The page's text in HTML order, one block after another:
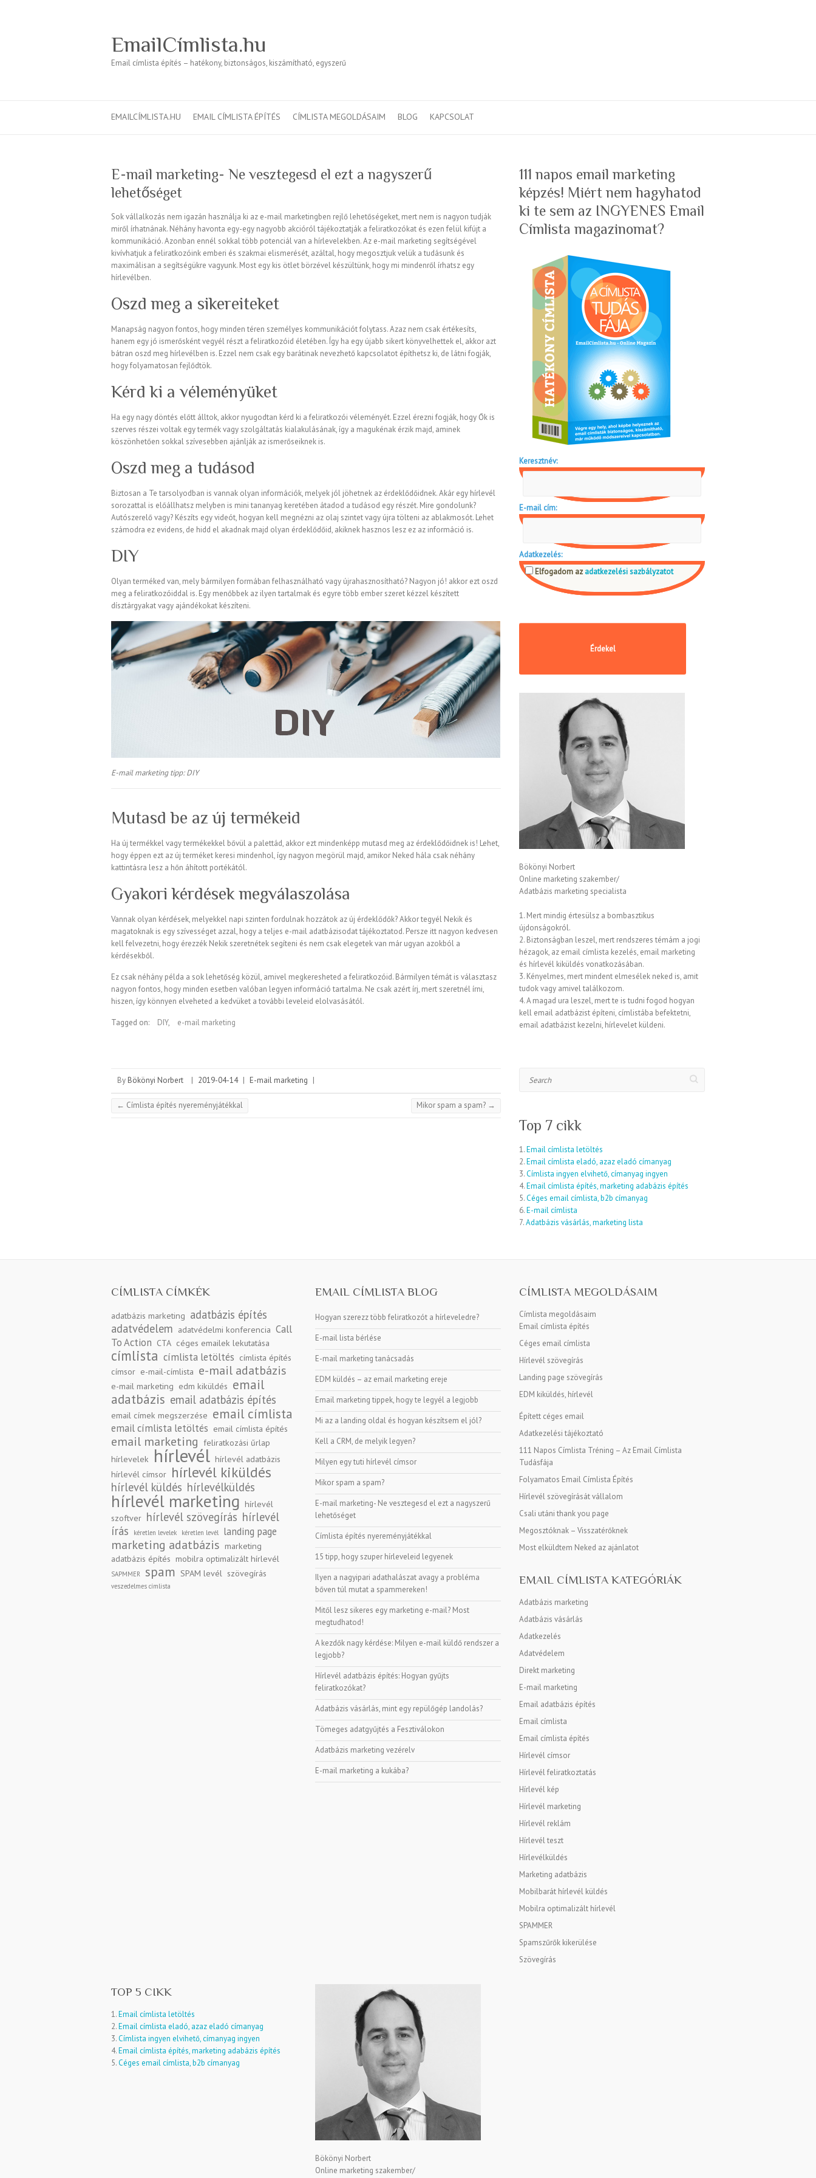
EmailCímlista.hu
Email címlista építés – hatékony, biztonságos, kiszámítható, egyszerű
EMAILCÍMLISTA.HU EMAIL CÍMLISTA ÉPÍTÉS CÍMLISTA MEGOLDÁSAIM BLOG KAPCSOLAT
E-mail marketing- Ne vesztegesd el ezt a nagyszerű
lehetőséget
Sok vállalkozás nem igazán használja ki az e-mail marketingben rejlő lehetőségeket, mert nem is nagyon tudják
miről írhatnának. Néhány havonta egy-egy nagyobb akcióról tájékoztatják a feliratkozókat és ezen felül kifújt a
kommunikáció. Azonban ennél sokkal több potenciál van a hírlevelekben. Az e-mail marketing segítségével
kivívhatjuk a feliratkozóink emberi és szakmai elismerését, azáltal, hogy megosztjuk velük a tudásunk és
maximálisan a segítségükre vagyunk. Most egy kis ötlet börzével készültünk, hogy mi mindenről írhatsz egy
hírlevélben.
Oszd meg a sikereiteket
Manapság nagyon fontos, hogy minden téren személyes kommunikációt folytass. Azaz nem csak értékesíts,
hanem egy jó ismerősként vegyél részt a feliratkozóid életében. Így ha egy újabb sikert könyvelhettek el, akkor azt
bátran oszd meg hírlevélben is. Ezzel nem csak egy barátinak nevezhető kapcsolatot építhetsz ki, de látni fogják,
hogy folyamatosan fejlődtök.
Kérd ki a véleményüket
Ha egy nagy döntés előtt álltok, akkor nyugodtan kérd ki a feliratkozói véleményét. Ezzel érezni fogják, hogy Ők is
szerves részei voltak egy termék vagy szolgáltatás kialakulásának, így a magukénak érzik majd, aminek
köszönhetően sokkal szívesebben ajánlják az ismerőseiknek is.
Oszd meg a tudásod
Biztosan a Te tarsolyodban is vannak olyan információk, melyek jól jöhetnek az érdeklődőidnek. Akár egy hírlevél
sorozattal is előállhatsz melyben is mini tananyag keretében átadod a tudásod egy részét. Mire gondolunk?
Autószerelő vagy? Készíts egy videót, hogyan kell megnézni az olaj szintet vagy újra tölteni az ablakmosót. Lehet
számodra ez evidens, de hidd el akadnak majd olyan érdeklődőid, akiknek hasznos lesz ez az információ is.
DIY
Olyan terméked van, mely bármilyen formában felhasználható vagy újrahasznosítható? Nagyon jó! akkor ezt oszd
meg a feliratkozóiddal is. Egy menőbbek az ilyen tartalmak és egyre több ember szeret kézzel készített
dísztárgyakat vagy ajándékokat készíteni.
E-mail marketing tipp: DIY
Mutasd be az új termékeid
Ha új termékkel vagy termékekkel bővül a palettád, akkor ezt mindenképp mutasd meg az érdeklődőidnek is! Lehet,
hogy éppen ezt az új terméket keresi mindenhol, így nagyon megörül majd, amikor Neked hála csak néhány
kattintásra lesz a hőn áhított portékától.
Gyakori kérdések megválaszolása
Vannak olyan kérdések, melyekkel napi szinten fordulnak hozzátok az új érdeklődők? Akkor tegyél Nekik és
magatoknak is egy szívességet azzal, hogy a teljes e-mail adatbázisodat tájékoztatod. Persze itt nagyon kedvesen
kell felvezetni, hogy érezzék Nekik szeretnétek segíteni és nem csak elegetek van már ugyan azokból a
kérdésekből.
Ez csak néhány példa a sok lehetőség közül, amivel megkeresheted a feliratkozóid. Bármilyen témát is választasz
nagyon fontos, hogy minden esetben valóban legyen információ tartalma. Ne csak azért írj, mert szeretnél írni,
hiszen, így könnyen elveheted a kedvüket a további leveleid elolvasásától.
Tagged on: DIY, e-mail marketing
By Bökönyi Norbert | 2019-04-14 | E-mail marketing |
← Címlista építés nyereményjátékkal Mikor spam a spam? →
111 napos email marketing
képzés! Miért nem hagyhatod
ki te sem az INGYENES Email
Címlista magazinomat?
Keresztnév:
E-mail cím:
Adatkezelés:
Elfogadom az adatkezelési sazbályzatot
Bökönyi Norbert
Online marketing szakember/
Adatbázis marketing specialista
1. Mert mindig értesülsz a bombasztikus
újdonságokról.
2. Biztonságban leszel, mert rendszeres témám a jogi
hézagok, az email címlista kezelés, email marketing
és hírlevél kiküldés vonatkozásában.
3. Kényelmes, mert mindent elmesélek neked is, amit
tudok vagy amivel találkozom.
4. A magad ura leszel, mert te is tudni fogod hogyan
kell email adatbázist építeni, címlistába befektetni,
email adatbázist kezelni, hírlevelet küldeni.
Top 7 cikk
1.Email címlista letöltés
2.Email címlista eladó, azaz eladó címanyag
3.Címlista ingyen elvihető, címanyag ingyen
4.Email címlista építés, marketing adabázis építés
5.Céges email címlista, b2b címanyag
6.E-mail címlista
7.Adatbázis vásárlás, marketing lista
CÍMLISTA CÍMKÉK
adatbázis marketing adatbázis építés
adatvédelem adatvédelmi konferencia Call
To Action CTA céges emailek lekutatása
címlista címlista letöltés címlista építés
címsor e-mail-címlista e-mail adatbázis
e-mail marketing edm kiküldés email
adatbázis email adatbázis építés
email címek megszerzése email címlista
email címlista letöltés email címlista építés
email marketing feliratkozási űrlap
hírlevelek
hírlevél hírlevél adatbázis
hírlevél címsor hírlevél kiküldés
hírlevél küldés hírlevélküldés
hírlevél marketing hírlevél
szoftver hírlevél szövegírás hírlevél
írás
kéretlen levelek kéretlen levél landing page
marketing adatbázis marketing
adatbázis építés mobilra optimalizált hírlevél
SAPMMER spam SPAM levél szövegírás
veszedelmes címlista
EMAIL CÍMLISTA BLOG
Hogyan szerezz több feliratkozót a hírleveledre?
E-mail lista bérlése
E-mail marketing tanácsadás
EDM küldés – az email marketing ereje
Email marketing tippek, hogy te legyél a legjobb
Mi az a landing oldal és hogyan készítsem el jól?
Kell a CRM, de melyik legyen?
Milyen egy tuti hírlevél címsor
Mikor spam a spam?
E-mail marketing- Ne vesztegesd el ezt a nagyszerű
lehetőséget
Címlista építés nyereményjátékkal
15 tipp, hogy szuper hírleveleid legyenek
Ilyen a nagyipari adathalászat avagy a probléma
bőven túl mutat a spammereken!
Mitől lesz sikeres egy marketing e-mail? Most
megtudhatod!
A kezdők nagy kérdése: Milyen e-mail küldő rendszer a
legjobb?
Hírlevél adatbázis építés: Hogyan gyűjts
feliratkozókat?
Adatbázis vásárlás, mint egy repülőgép landolás?
Tömeges adatgyűjtés a Fesztiválokon
Adatbázis marketing vezérelv
E-mail marketing a kukába?
CÍMLISTA MEGOLDÁSAIM
Címlista megoldásaim
Email címlista építés
Céges email címlista
Hírlevél szövegírás
Landing page szövegírás
EDM kiküldés, hírlevél
Épített céges email
Adatkezelési tájékoztató
111 Napos Címlista Tréning – Az Email Címlista
Tudásfája
Folyamatos Email Címlista Építés
Hírlevél szövegírását vállalom
Csali utáni thank you page
Megosztóknak – Visszatérőknek
Most elküldtem Neked az ajánlatot
EMAIL CÍMLISTA KATEGÓRIÁK
Adatbázis marketing
Adatbázis vásárlás
Adatkezelés
Adatvédelem
Direkt marketing
E-mail marketing
Email adatbázis építés
Email címlista
Email címlista építés
Hírlevél címsor
Hírlevél feliratkoztatás
Hírlevél kép
Hírlevél marketing
Hírlevél reklám
Hírlevél teszt
Hírlevélküldés
Marketing adatbázis
Mobilbarát hírlevél küldés
Mobilra optimalizált hírlevél
SPAMMER
Spamszűrők kikerülése
Szövegírás
TOP 5 CIKK
1.Email címlista letöltés
2.Email címlista eladó, azaz eladó címanyag
3.Címlista ingyen elvihető, címanyag ingyen
4.Email címlista építés, marketing adabázis építés
5.Céges email címlista, b2b címanyag
Bökönyi Norbert
Online marketing szakember/